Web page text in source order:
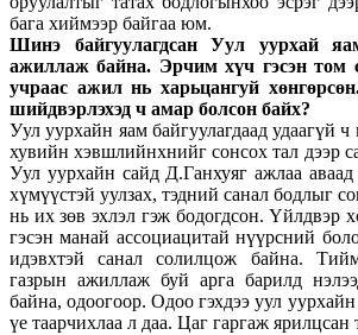
бага хиймээр байгаа юм.
Шинэ байгуулагдсан Уул уурхай
ажиллаж байна. Эрчим хүч гэсэн том
учраас ажил нь харьцангуй
шийдвэрлэхэд ч амар болсон байх?
Уул уурхайн яам байгуулагдаад удаагүй
хувийн хэвшлийнхнийг сонсох тал дээр
Уул уурхайн сайд Д.Ганхуяг ажлаа
хүмүүстэй уулзах, тэдний санал бодлыг
нь их зөв эхлэл гэж бодогдсон. Үйлдвэр
гэсэн манай ассоциацитай нүүрсний
идэвхтэй санал солилцож байна.
газрын ажиллаж буй арга барилд
байна, одоогоор. Одоо гэхдээ уул
үе таарчихлаа л даа. Цаг гаргаж ярилцсан